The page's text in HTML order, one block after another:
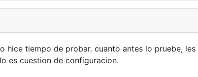
hice tiempo de probar. cuanto antes lo pruebe,
es cuestion de configuracion.